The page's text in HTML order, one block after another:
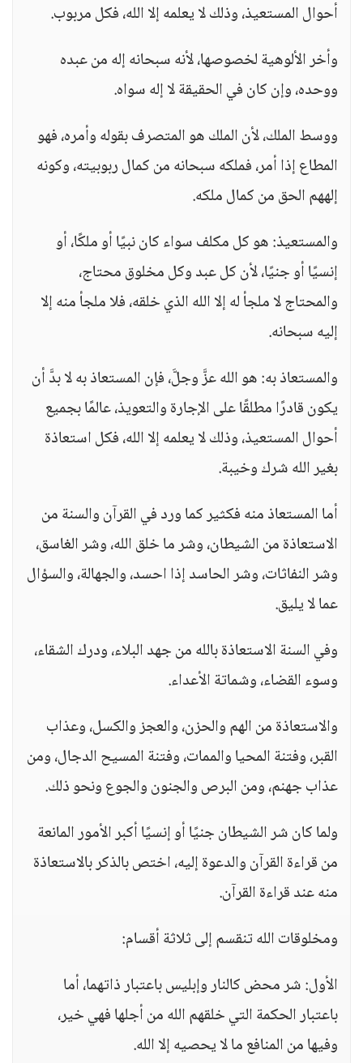
أحوال المستعيذ، وذلك لا يعلمه إلا الله، فكل مربوب.
وأخر الألوهية لخصوصها، لأنه سبحانه إله من عبده
ووحده، وإن كان في الحقيقة لا إله سواه.
ووسط الملك، لأن الملك هو المتصرف بقوله وأمره، فهو
المطاع إذا أمر، فملكه سبحانه من كمال ربوبيته، وكونه
إلههم الحق من كمال ملكه.
والمستعيذ: هو كل مكلف سواء كان نبيًا أو ملكًا، أو
إنسيًا أو جنيًا، لأن كل عبد وكل مخلوق محتاج،
والمحتاج لا ملجأ له إلا الله الذي خلقه، فلا ملجأ منه إلا
إليه سبحانه.
والمستعاذ به: هو الله عزَّ وجلَّ، فإن المستعاذ به لا بدَّ أن
يكون قادرًا مطلقًا على الإجارة والتعويذ، عالمًا بجميع
أحوال المستعيذ، وذلك لا يعلمه إلا الله، فكل استعاذة
بغير الله شرك وخيبة.
أما المستعاذ منه فكثير كما ورد في القرآن والسنة من
الاستعاذة من الشيطان، وشر ما خلق الله، وشر الغاسق،
وشر النفاثات، وشر الحاسد إذا احسد، والجهالة، والسؤال
عما لا يليق.
وفي السنة الاستعاذة بالله من جهد البلاء، ودرك الشقاء،
وسوء القضاء، وشماتة الأعداء.
والاستعاذة من الهم والحزن، والعجز والكسل، وعذاب
القبر، وفتنة المحيا والممات، وفتنة المسيح الدجال، ومن
عذاب جهنم، ومن البرص والجنون والجوع ونحو ذلك.
ولما كان شر الشيطان جنيًا أو إنسيًا أكبر الأمور المانعة
من قراءة القرآن والدعوة إليه، اختص بالذكر بالاستعاذة
منه عند قراءة القرآن.
ومخلوقات الله تنقسم إلى ثلاثة أقسام:
الأول: شر محض كالنار وإبليس باعتبار ذاتهما، أما
باعتبار الحكمة التي خلقهم الله من أجلها فهي خير،
وفيها من المنافع ما لا يحصيه إلا الله.